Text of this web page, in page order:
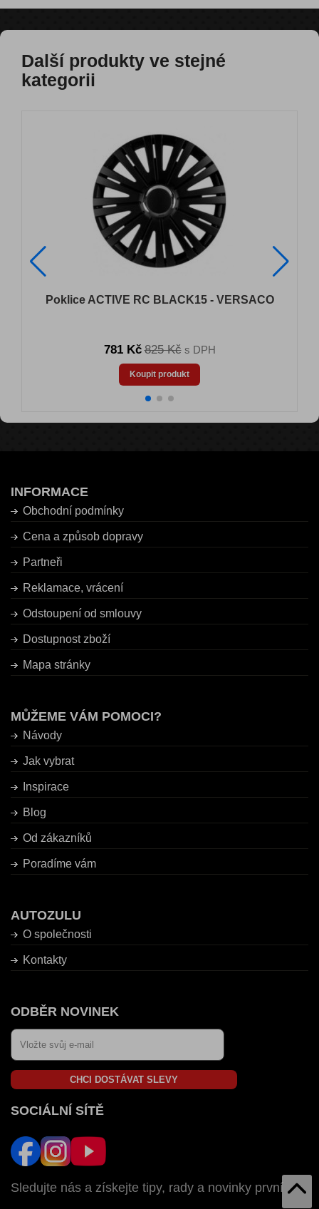
Další produkty ve stejné
kategorii
Poklice ACTIVE RC BLACK15 - VERSACO
781 Kč 825 Kčs DPH
Koupit produkt
INFORMACE
Obchodní podmínky
Cena a způsob dopravy
Partneři
Reklamace, vrácení
Odstoupení od smlouvy
Dostupnost zboží
Mapa stránky
MŮŽEME VÁM POMOCI?
Návody
Jak vybrat
Inspirace
Blog
Od zákazníků
Poradíme vám
AUTOZULU
O společnosti
Kontakty
ODBĚR NOVINEK
CHCI DOSTÁVAT SLEVY
SOCIÁLNÍ SÍTĚ
Sledujte nás a získejte tipy, rady a novinky první